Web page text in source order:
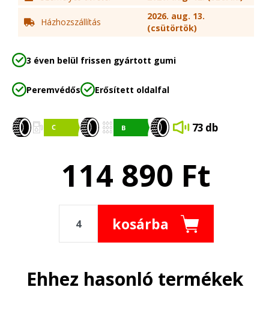
Házhozszállítás
2026. aug. 13.
(csütörtök)
3 éven belül frissen gyártott gumi
Peremvédős Erősített oldalfal
73 db
114 890 Ft
kosárba
Ehhez hasonló termékek